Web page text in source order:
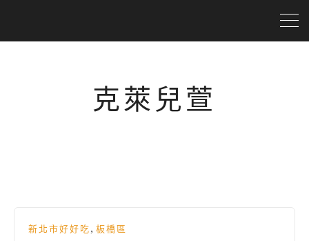
克萊兒萱
新北市好好吃 , 板橋區